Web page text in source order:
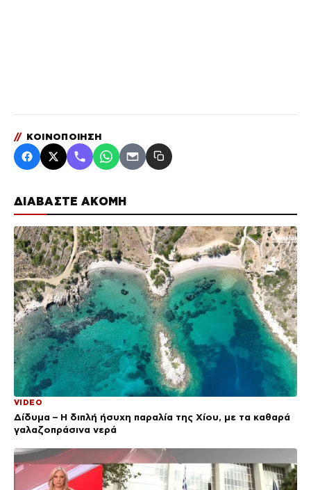
ΔΙΑΒΑΣΤΕ ΑΚΟΜΗ
VIDEO
Δίδυμα – Η διπλή ήσυχη παραλία της Χίου, με τα καθαρά
γαλαζοπράσινα νερά
// ΚΟΙΝΟΠΟΙΗΣΗ